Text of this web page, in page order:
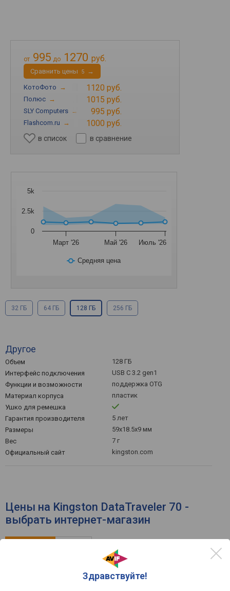
Здравствуйте!
от 995 до 1270 руб.
Cравнить цены 5 →
КотоФото → 1120 руб.
Полюс → 1015 руб.
SLY Computers → 995 руб.
Flashcom.ru → 1000 руб.
в список в сравнение
Средняя цена
Март '26 Май '26 Июль '26
0
2.5k
5k
32 ГБ 64 ГБ 128 ГБ 256 ГБ
Другое
Объем
128 ГБ
Интерфейс подключения
USB C 3.2 gen1
Функции и возможности
поддержка OTG
Материал корпуса
пластик
Ушко для ремешка
Гарантия производителя
5 лет
Размеры
59x18.5x9 мм
Вес
7 г
Официальный сайт
kingston.com
Цены на Kingston DataTraveler 70 -
выбрать интернет-магазин